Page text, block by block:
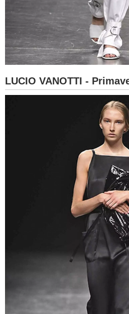
LUCIO VANOTTI -